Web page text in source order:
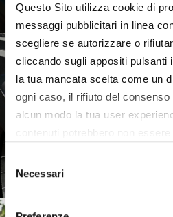
Questo Sito utilizza cookie di
messaggi pubblicitari in linea
scegliere se autorizzare o
cliccando sugli appositi pulsanti
la tua mancata scelta come un
ogni caso, il rifiuto del
alcun modo la tua user
all’utilizzo di tutti, o solamente di
Selezione
del
consenso
Necessari